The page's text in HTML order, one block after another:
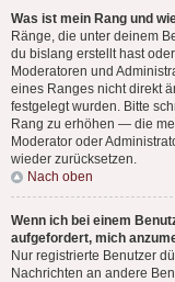
Was ist mein Rang und
Ränge, die unter deinem
du bislang erstellt hast
Moderatoren und
eines Ranges nicht direkt
festgelegt wurden. Bitte
Rang zu erhöhen — die
Moderator oder
wieder zurücksetzen.
Nach oben
Wenn ich bei einem
aufgefordert, mich
Nur registrierte Benutzer
Nachrichten an andere